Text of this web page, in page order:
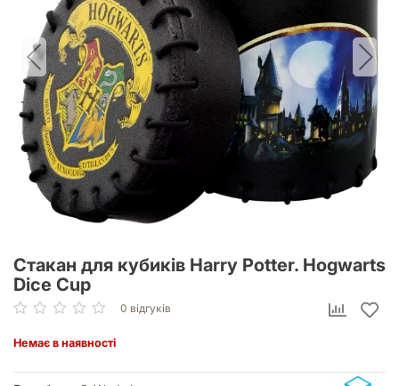
Стакан для кубиків Harry Potter. Hogwarts
Dice Cup
0 відгуків
Немає в наявності